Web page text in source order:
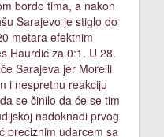
bordo tima, a nakon
Sarajevo je stiglo do
metara efektnim
Haurdić za 0:1. U 28.
Sarajeva jer Morelli
i nespretnu reakciju
se činilo da će se tim
nadoknadi prvog
preciznim udarcem sa